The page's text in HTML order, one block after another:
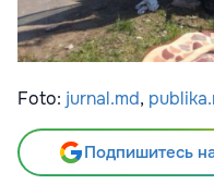
Foto: jurnal.md,
Подпишитесь